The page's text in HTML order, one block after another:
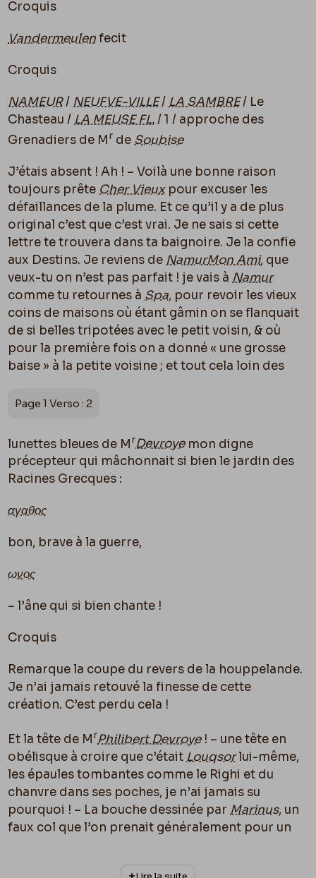
Croquis
Vandermeulenfecit
Croquis
NAMEUR/ NEUFVE-VILLE/ LA SAMBRE/ Le
Chasteau / LA MEUSE FL./ 1 / approche des
Grenadiers de Mr de Soubise
J’étais absent ! Ah ! – Voilà une bonne raison
toujours prête Cher Vieuxpour excuser les
défaillances de la plume. Et ce qu’il y a de plus
original c’est que c’est vrai. Je ne sais si cette
lettre te trouvera dans ta baignoire. Je la confie
aux Destins. Je reviens de NamurMon Ami, que
veux-tu on n’est pas parfait ! je vais à Namur
comme tu retournes à Spa, pour revoir les vieux
coins de maisons où étant gâmin on se flanquait
de si belles tripotées avec le petit voisin, & où
pour la première fois on a donné « une grosse
baise » à la petite voisine ; et tout cela loin des
Page 1 Verso : 2
lunettes bleues de MrDevroyemon digne
précepteur qui mâchonnait si bien le jardin des
Racines Grecques :
αγαθος
bon, brave à la guerre,
ωνος
– l’âne qui si bien chante !
Croquis
Remarque la coupe du revers de la houppelande.
Je n’ai jamais retouvé la finesse de cette
création. C’est perdu cela !
Et la tête de M rPhilibert Devroye! – une tête en
obélisque à croire que c’était Louqsorlui-même,
les épaules tombantes comme le Righi et du
chanvre dans ses poches, je n’ai jamais su
pourquoi ! – La bouche dessinée par Marinus, un
faux col que l’on prenait généralement pour un
grec brodé par feu M
Devroye